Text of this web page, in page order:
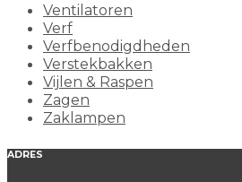
Ventilatoren
Verf
Verfbenodigdheden
Verstekbakken
Vijlen & Raspen
Zagen
Zaklampen
ADRES